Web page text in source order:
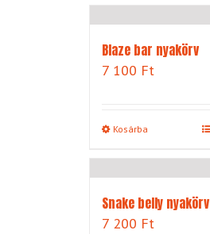
Blaze bar nyakörv
7 100 Ft
Kosárba
Snake belly nyakörv
7 200 Ft